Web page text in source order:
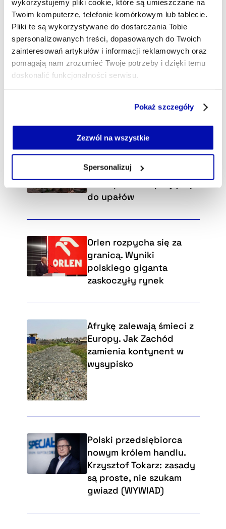
wykorzystujemy pliki cookie, które są umieszczane na
Twoim komputerze, telefonie komórkowym lub tablecie.
Pliki te są wykorzystywane do dostarczania Tobie
spersonalizowanych treści, dopasowanych do Twoich
zainteresowań artykułów i informacji reklamowych oraz
pomagają nam zrozumieć Twoje potrzeby i dzięki temu
doskonalić funkcjonalności serwisu.
Jeżeli nie wyrażasz zgody na zapisywanie plików cookie,
możesz łatwo zarządzać swoimi uprawnieniami, np. we
własnej przeglądarce internetowej lub po wybraniu opcji
Polityce Prywatności.
Pokaż szczegóły
Zezwól na wszystkie
Spersonalizuj
Wybraliśmy dla Ciebie
Tropiki gotują się
żywcem. Azjatyckie
metropolie adaptują się
do upałów
Orlen rozpycha się za
granicą. Wyniki
polskiego giganta
zaskoczyły rynek
Afrykę zalewają śmieci z
Europy. Jak Zachód
zamienia kontynent w
wysypisko
Polski przedsiębiorca
nowym królem handlu.
Krzysztof Tokarz: zasady
są proste, nie szukam
gwiazd (WYWIAD)